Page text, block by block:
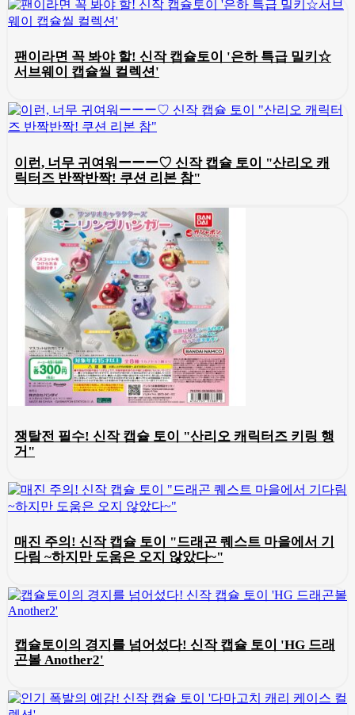
팬이라면 꼭 봐야 할! 신작 캡슐토이 '은하 특급 밀키☆
서브웨이 캡슐씰 컬렉션'
이런, 너무 귀여워ーーー♡ 신작 캡슐 토이 "산리오 캐
릭터즈 반짝반짝! 쿠션 리본 참"
쟁탈전 필수! 신작 캡슐 토이 "산리오 캐릭터즈 키링 행
거"
매진 주의! 신작 캡슐 토이 "드래곤 퀘스트 마을에서 기
다림 ~하지만 도움은 오지 않았다~"
캡슐토이의 경지를 넘어섰다! 신작 캡슐 토이 'HG 드래
곤볼 Another2'